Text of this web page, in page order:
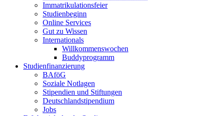
Immatrikulationsfeier
Studienbeginn
Online Services
Gut zu Wissen
Internationals
Willkommenswochen
Buddyprogramm
Studienfinanzierung
BAföG
Soziale Notlagen
Stipendien und Stiftungen
Deutschlandstipendium
Jobs